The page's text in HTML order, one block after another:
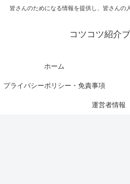
皆さんのためになる情報を提供し、皆さんの
コツコツ紹介
ホーム
プライバシーポリシー・免責事項
運営者情報